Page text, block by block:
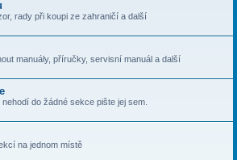
rady při koupi ze zahraničí a další
manuály, příručky, servisní manuál a další
do žádné sekce pište jej sem.
na jednom místě